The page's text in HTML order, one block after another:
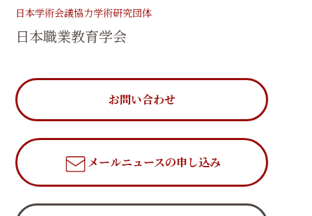
日本学術会議協力学術研究団体
日本職業教育学会
お問い合わせ
メールニュースの申し込み